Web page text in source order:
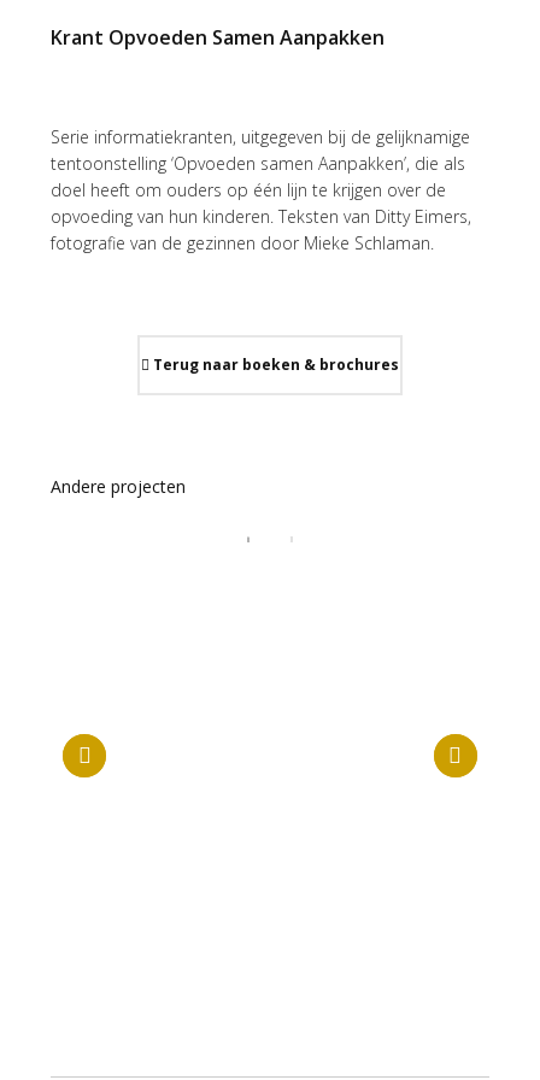
Krant Opvoeden Samen Aanpakken
Serie informatiekranten, uitgegeven bij de gelijknamige
tentoonstelling ‘Opvoeden samen Aanpakken’, die als
doel heeft om ouders op één lijn te krijgen over de
opvoeding van hun kinderen. Teksten van Ditty Eimers,
fotografie van de gezinnen door Mieke Schlaman.
Terug naar boeken & brochures
Andere projecten